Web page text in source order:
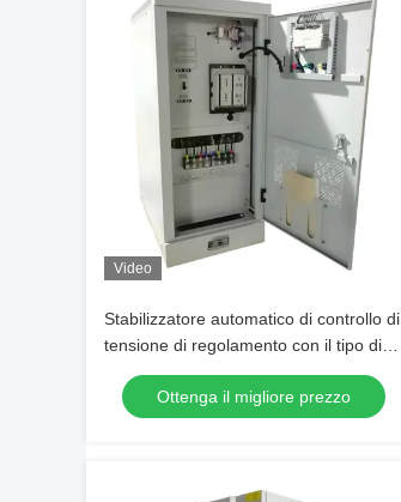
Video
Stabilizzatore automatico di controllo di
tensione di regolamento con il tipo di
rame della colonna SBW-50KVA
Ottenga il migliore prezzo